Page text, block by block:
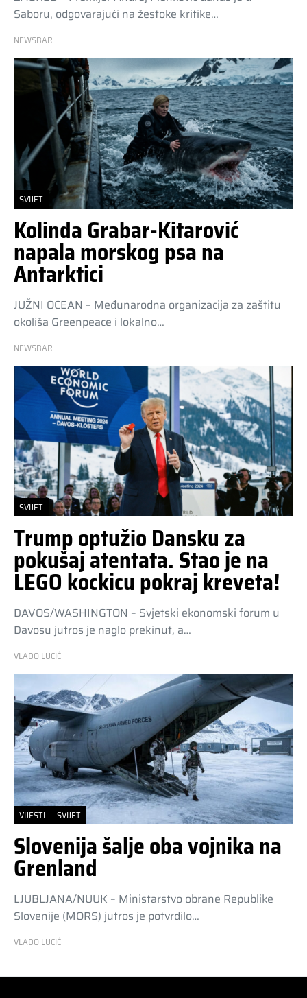
Saboru, odgovarajući na žestoke kritike…
NEWSBAR
SVIJET
Kolinda Grabar-Kitarović
napala morskog psa na
Antarktici
JUŽNI OCEAN – Međunarodna organizacija za zaštitu
okoliša Greenpeace i lokalno…
NEWSBAR
SVIJET
Trump optužio Dansku za
pokušaj atentata. Stao je na
LEGO kockicu pokraj kreveta!
DAVOS/WASHINGTON – Svjetski ekonomski forum u
Davosu jutros je naglo prekinut, a…
VLADO LUCIĆ
VIJESTI SVIJET
Slovenija šalje oba vojnika na
Grenland
LJUBLJANA/NUUK – Ministarstvo obrane Republike
Slovenije (MORS) jutros je potvrdilo…
VLADO LUCIĆ